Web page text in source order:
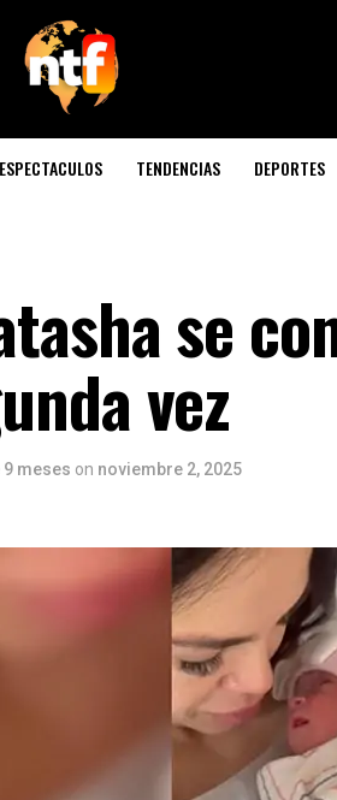
ESPECTACULOS TENDENCIAS DEPORTES
se
vez
9 meses on noviembre 2, 2025